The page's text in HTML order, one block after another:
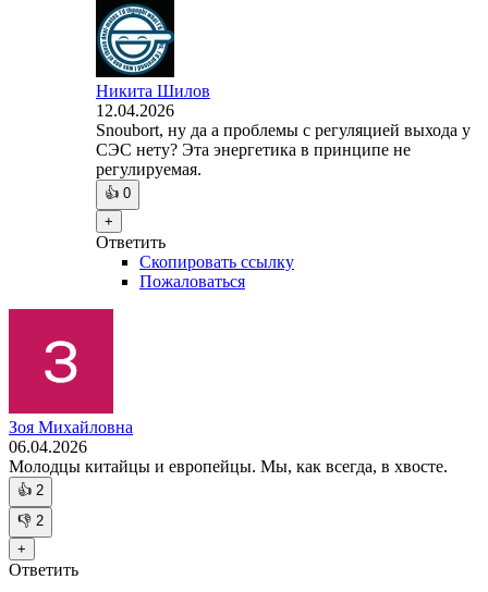
Никита Шилов
12.04.2026
Snoubort, ну да а проблемы с регуляцией выхода у
СЭС нету? Эта энергетика в принципе не
регулируемая.
👍 0
+
Ответить
Скопировать ссылку
Пожаловаться
Зоя Михайловна
06.04.2026
Молодцы китайцы и европейцы. Мы, как всегда, в хвосте.
👍 2
👎 2
+
Ответить